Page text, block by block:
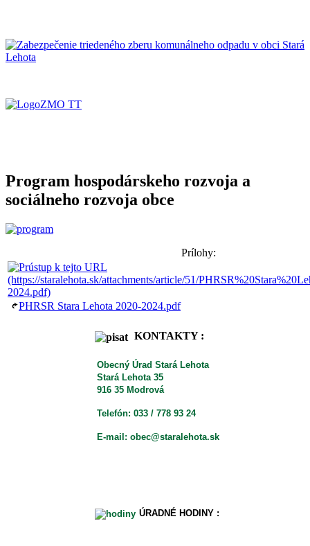
Program hospodárskeho rozvoja a
sociálneho rozvoja obce
Prílohy:
PHRSR Stara Lehota 2020-2024.pdf
KONTAKTY :
Obecný Úrad Stará Lehota
Stará Lehota 35
916 35 Modrová
Telefón: 033 / 778 93 24
E-mail: obec@staralehota.sk
ÚRADNÉ HODINY :